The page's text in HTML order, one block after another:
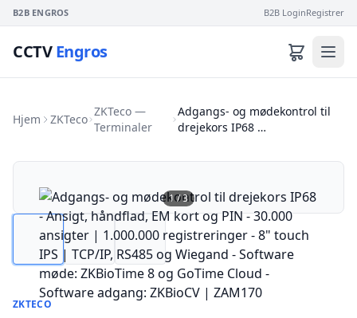
B2B ENGROS B2B LoginRegistrer
CCTVEngros
Hjem ZKTeco
ZKTeco —
Terminaler
Adgangs- og mødekontrol til
drejekors IP68 …
1/3
ZKTECO